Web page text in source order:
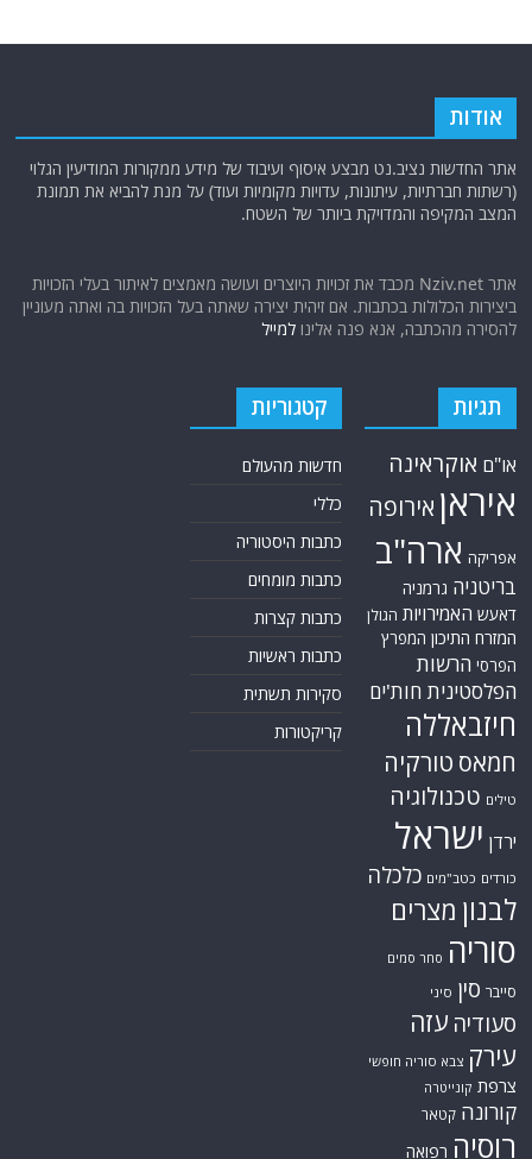
אודות
אתר החדשות נציב.נט מבצע איסוף ועיבוד של מידע ממקורות המודיעין הגלוי
(רשתות חברתיות, עיתונות, עדויות מקומיות ועוד) על מנת להביא את תמונת
המצב המקיפה והמדויקת ביותר של השטח.
אתר Nziv.net מכבד את זכויות היוצרים ועושה מאמצים לאיתור בעלי הזכויות
ביצירות הכלולות בכתבות. אם זיהית יצירה שאתה בעל הזכויות בה ואתה מעוניין
להסירה מהכתבה, אנא פנה אלינולמייל
תגיות
או"ם אוקראינה
איראן אירופה
אפריקה ארה"ב
בריטניה גרמניה
דאעש האמירויות הגולן
המזרח התיכון המפרץ
הפרסי הרשות
הפלסטינית חות'ים
חיזבאללה
חמאס טורקיה
טילים טכנולוגיה
ירדן ישראל
כורדים כטב"מים כלכלה
לבנון מצרים
סוריה סחר סמים
סייבר סין סיני
סעודיה עזה
עירק צבא סוריה חופשי
צרפת קונייטרה
קורונה קטאר
רוסיה רפואה
קטגוריות
חדשות מהעולם
כללי
כתבות היסטוריה
כתבות מומחים
כתבות קצרות
כתבות ראשיות
סקירות תשתית
קריקטורות